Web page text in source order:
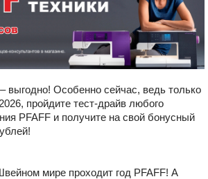
выгодно! Особенно сейчас, ведь только
пройдите тест-драйв любого
PFAFF и получите на свой бонусный
мире проходит год PFAFF! А